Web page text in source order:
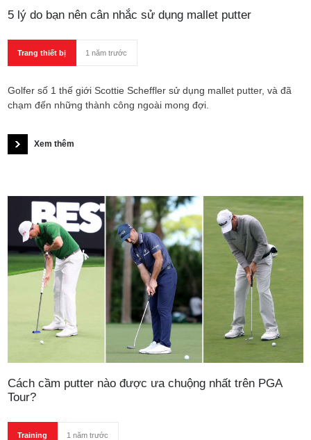
5 lý do bạn nên cân nhắc sử dụng mallet putter
Trang thiết bị 1 năm trước
Golfer số 1 thế giới Scottie Scheffler sử dụng mallet putter, và đã
chạm đến những thành công ngoài mong đợi.
Xem thêm
Cách cầm putter nào được ưa chuộng nhất trên PGA
Tour?
Training 1 năm trước